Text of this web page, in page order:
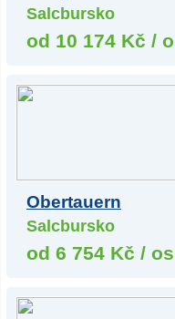
Salcbursko
od 10 174 Kč /
Obertauern
Salcbursko
od 6 754 Kč /